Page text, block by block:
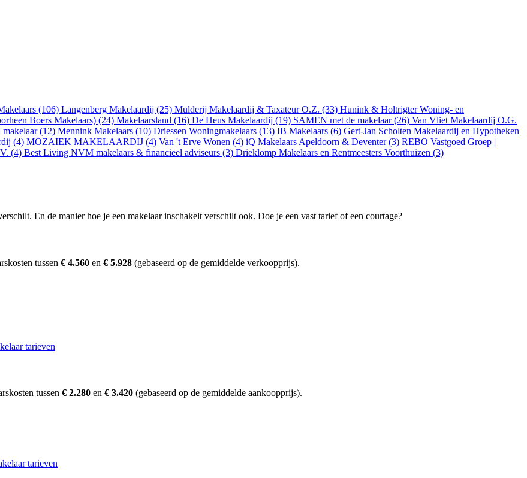
(106) Langenberg Makelaardij (25) Mulderij Makelaardij & Taxateur O.Z. (33) Hunink & Holtrigter Woning- en
Boers Makelaars) (24) Makelaarsland (16) De Heus Makelaardij (19) SAMEN met de makelaar (26) Van Vliet Makelaardij O.G.
(12) Mennink Makelaars (10) Driessen Woningmakelaars (13) IB Makelaars (6) Gert-Jan Scholten Makelaardij en Hypotheken
(4) MOZAIEK MAKELAARDIJ (4) Van 't Erve Wonen (4) iQ Makelaars Apeldoorn & Deventer (3) REBO Vastgoed Groep |
(4) Best Living NVM makelaars & financieel adviseurs (3) Drieklomp Makelaars en Rentmeesters Voorthuizen (3)
En de manier hoe je een makelaar inschakelt verschilt ook. Doe je een vast tarief of een courtage?
tussen € 4.560 en € 5.928 (gebaseerd op de gemiddelde verkoopprijs).
tarieven
tussen € 2.280 en € 3.420 (gebaseerd op de gemiddelde aankoopprijs).
tarieven